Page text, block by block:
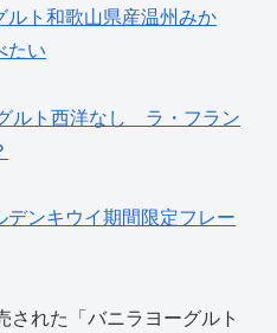
ルト和歌山県産温州みか
たい
ルト西洋なし ラ・フラン
ンキウイ期間限定フレー
された「バニラヨーグルト